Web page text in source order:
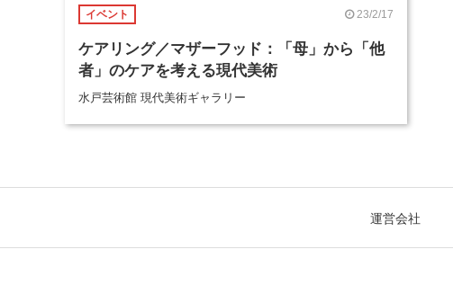
イベント 23/2/17
ケアリング／マザーフッド：「母」から「他
者」のケアを考える現代美術
水戸芸術館 現代美術ギャラリー
運営会社